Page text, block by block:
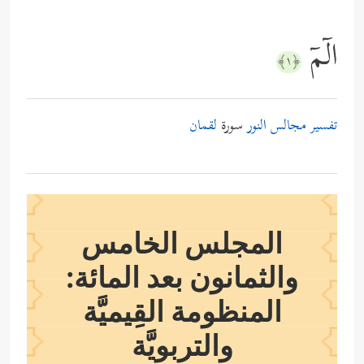
الۤمۤ ﴿١﴾
تفسير مجالس النورسورة لقمان
المجلس الخامس
والثمانون بعد المائة:
المنظومة القِيميَّة
والتربويَّة